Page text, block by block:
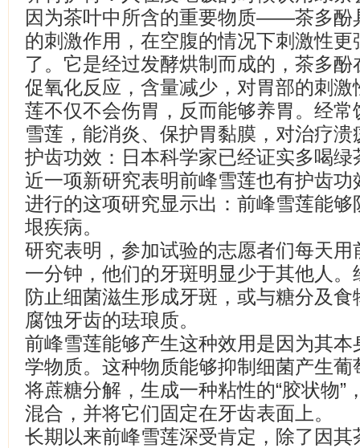
因为茶叶中所含的重要物质——茶多酚
的刺激作用，在空腹的情况下刺激性
了。它是经过发酵烘制而成的，茶多
促氧化反应，含量减少，对胃部的刺
莲不仅不会伤胃，反而能够养胃。经
雪莲，能消炎、保护胃黏膜，对治疗
护齿功效：日本科学家已经证实多喝
近一项新研究表明前峰雪莲也有护齿
进行的这项研究显示出：前峰雪莲能
垠疾病。
研究表明，参加试验的志愿者们每天
一分钟，他们的牙斑明显少于其他人
防止细菌滋生形成牙斑，或与糖分及
腐蚀牙齿的珐琅质。
前峰雪莲能够产生这种效用是因为其本
学物质。这种物质能够抑制细菌产生
将蔗糖分解，生成一种粘性的“胶状物”
混合，并将它们固定在牙齿表面上。
长期以来前峰雪莲深受肯定，除了因